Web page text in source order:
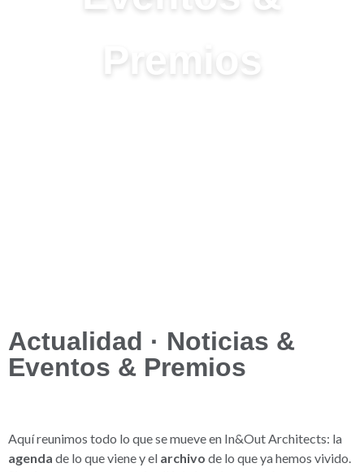
Premios
Actualidad · Noticias &
Eventos & Premios​
Aquí reunimos todo lo que se mueve en In&Out Architects: la
agenda de lo que viene y el archivo de lo que ya hemos vivido.